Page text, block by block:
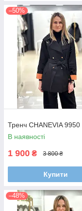
–50%
Тренч CHANEVIA 9950
В наявності
1 900 ₴ 3 800 ₴
Купити
–48%